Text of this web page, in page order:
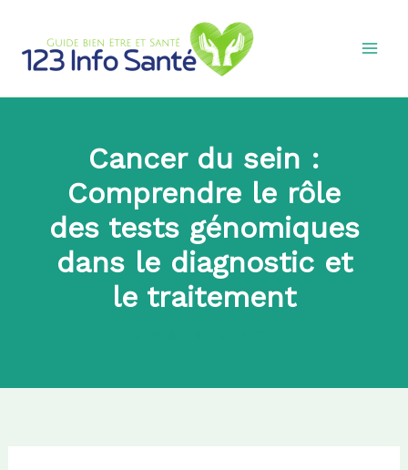
contenu
Cancer du sein :
Comprendre le rôle
des tests génomiques
dans le diagnostic et
le traitement